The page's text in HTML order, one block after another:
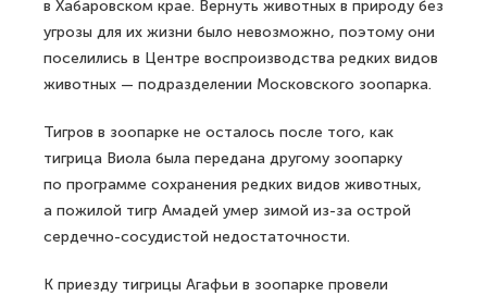
в Хабаровском крае. Вернуть животных в природу без
угрозы для их жизни было невозможно, поэтому они
поселились в Центре воспроизводства редких видов
животных — подразделении Московского зоопарка.
Тигров в зоопарке не осталось после того, как
тигрица Виола была передана другому зоопарку
по программе сохранения редких видов животных,
а пожилой тигр Амадей умер зимой из-за острой
сердечно-сосудистой недостаточности.
К приезду тигрицы Агафьи в зоопарке провели